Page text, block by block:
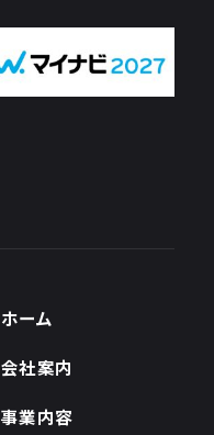
ホーム
会社案内
事業内容